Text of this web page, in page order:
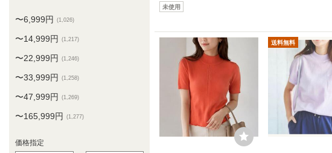
〜6,999円 (1,026)
〜14,999円 (1,217)
〜22,999円 (1,246)
〜33,999円 (1,258)
〜47,999円 (1,269)
〜165,999円 (1,277)
価格指定
未使用
送料無料